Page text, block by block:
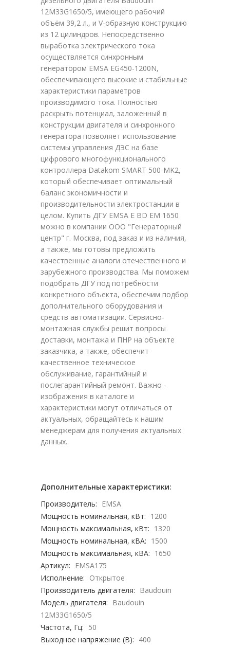
12M33G1650/5, имеющего рабочий
объём 39,2 л., и V-образную конструкцию
из 12 цилиндров. Непосредственно
выработка электрического тока
осуществляется синхронным
генератором EMSA EG450-1200N,
обеспечивающего высокие и стабильные
характеристики параметров
производимого тока. Полностью
раскрыть потенциал, заложенный в
конструкции двигателя и синхронного
генератора позволяет использование
системы управления ДЭС на базе
цифрового многофункционального
контроллера Datakom SMART 500-MK2,
который обеспечивает оптимальный
баланс экономичности и
производительности электростанции в
целом. Купить ДГУ EMSA E BD EM 1650
можно в компании ООО "Генераторный
центр" г. Москва, под заказ и из наличия,
а также, мы готовы предложить
качественные аналоги отечественного и
зарубежного производства. Мы поможем
подобрать ДГУ под потребности
конкретного объекта, обеспечим подбор
дополнительного оборудования и
средств автоматизации. Сервисно-
монтажная службы решит вопросы
доставки, монтажа и ПНР на объекте
заказчика, а также, обеспечит
качественное техническое
обслуживание, гарантийный и
послегарантийный ремонт. Важно -
изображения в каталоге и
характеристики могут отличаться от
актуальных, обращайтесь к нашим
менеджерам для получения актуальных
данных.
Дополнительные характеристики:
Производитель:
EMSA
Мощность номинальная, кВт: 1200
Мощность максимальная, кВт: 1320
Мощность номинальная, кВА: 1500
Мощность максимальная, кВА: 1650
Артикул:
EMSA175
Исполнение: Открытое
Производитель двигателя:
Baudouin
Модель двигателя:
Baudouin
12M33G1650/5
Частота, Гц: 50
Выходное напряжение (В): 400